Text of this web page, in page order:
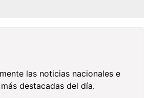
las noticias nacionales e
destacadas del día.